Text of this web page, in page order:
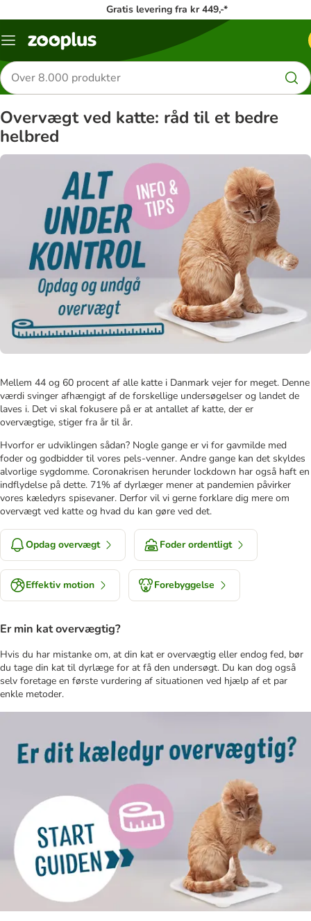
Gratis levering fra kr 449,-*
Menu
Søg
efter
produkter
Overvægt ved katte: råd til et bedre
helbred
Mellem 44 og 60 procent af alle katte i Danmark vejer for meget. Denne
værdi svinger afhængigt af de forskellige undersøgelser og landet de
laves i. Det vi skal fokusere på er at antallet af katte, der er
overvægtige, stiger fra år til år.
Hvorfor er udviklingen sådan? Nogle gange er vi for gavmilde med
foder og godbidder til vores pels-venner. Andre gange kan det skyldes
alvorlige sygdomme. Coronakrisen herunder lockdown har også haft en
indflydelse på dette. 71% af dyrlæger mener at pandemien påvirker
vores kæledyrs spisevaner. Derfor vil vi gerne forklare dig mere om
overvægt ved katte og hvad du kan gøre ved det.
Opdag overvægt Foder ordentligt
Effektiv motion Forebyggelse
Er min kat overvægtig?
Hvis du har mistanke om, at din kat er overvægtig eller endog fed, bør
du tage din kat til dyrlæge for at få den undersøgt. Du kan dog også
selv foretage en første vurdering af situationen ved hjælp af et par
enkle metoder.